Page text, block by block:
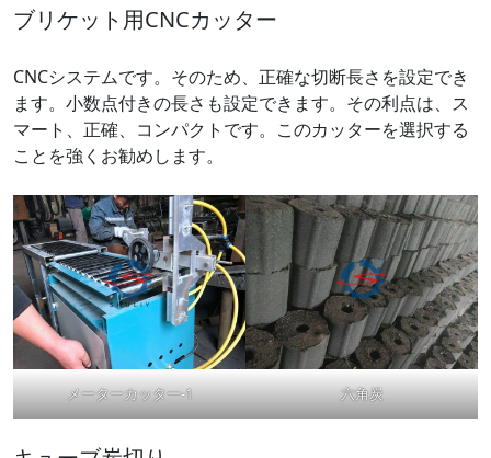
ブリケット用CNCカッター
CNCシステムです。そのため、正確な切断長さを設定でき
ます。小数点付きの長さも設定できます。その利点は、ス
マート、正確、コンパクトです。このカッターを選択する
ことを強くお勧めします。
メーターカッター-1 六角炭